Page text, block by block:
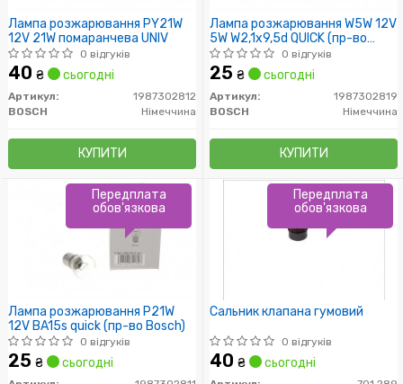
Лампа розжарювання PY21W
12V 21W помаранчева UNIV
0 відгуків
40 ₴ сьогодні
Артикул:
1987302812
BOSCH
Німеччина
КУПИТИ
Лампа розжарювання W5W 12V
5W W2,1x9,5d QUICK (пр-во
Bosch)
0 відгуків
25 ₴ сьогодні
Артикул:
1987302819
BOSCH
Німеччина
КУПИТИ
Лампа розжарювання P21W
12V BA15s quick (пр-во Bosch)
0 відгуків
25 ₴ сьогодні
Передплата
обов'язкова
Сальник клапана гумовий
0 відгуків
40 ₴ сьогодні
Передплата
обов'язкова